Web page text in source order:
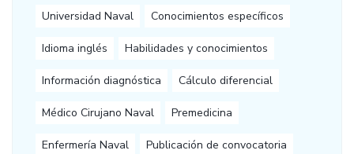
Universidad Naval Conocimientos específicos
Idioma inglés Habilidades y conocimientos
Información diagnóstica Cálculo diferencial
Médico Cirujano Naval Premedicina
Enfermería Naval Publicación de convocatoria